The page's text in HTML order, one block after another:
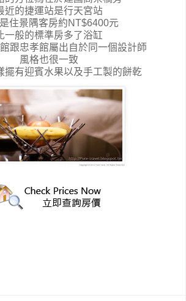
近的捷運站是行天宮站
住景隅客房約NT$6400元
一般的標準房多了浴缸
跟忠孝館屬出自於同一個設計師
風格也很一致
擺有迎賓水果以及手工製的餅乾